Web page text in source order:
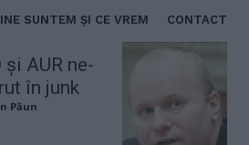
SUNTEM ȘI CE VREM CONTACT
și AUR ne-
în junk
Păun